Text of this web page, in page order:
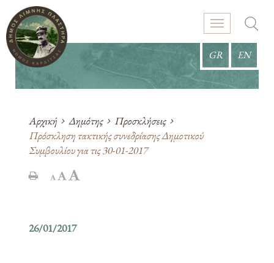
GR EN
Αρχική Δημότης
Προσκλήσεις
Πρόσκληση τακτικής συνεδρίασης Δημοτικού
Συμβουλίου για τις 30-01-2017
26/01/2017